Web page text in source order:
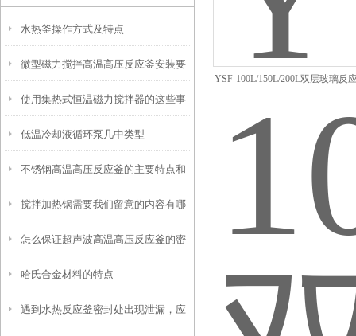
水热釜操作方式及特点
微型磁力搅拌高温高压反应釜安装要
求
使用集热式恒温磁力搅拌器的这些事
情，你提前需要了解
低温冷却液循环泵几中类型
不锈钢高温高压反应釜的主要特点和
优势
搅拌加热锅需要我们留意的内容有哪
些
怎么保证超声波高温高压反应釜的密
封性能？
哈氏合金材料的特点
遇到水热反应釜密封处出现泄漏，应
YSF-100L/150L/200L双层玻璃反